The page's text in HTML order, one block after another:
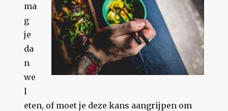
ma
g
je
da
n
we
l
eten, of moet je deze kans aangrijpen om